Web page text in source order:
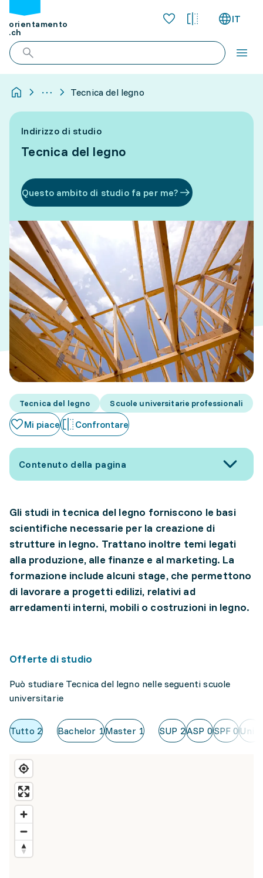
orientamento
.ch
IT
Tecnica del legno
Indirizzo di studio
Tecnica del legno
Questo ambito di studio fa per me?
Tecnica del legno Scuole universitarie professionali
Mi piace Confrontare
Contenuto della pagina
Gli studi in tecnica del legno forniscono le basi
scientifiche necessarie per la creazione di
strutture in legno. Trattano inoltre temi legati
alla produzione, alle finanze e al marketing. La
formazione include alcuni stage, che permettono
di lavorare a progetti edilizi, relativi ad
arredamenti interni, mobili o costruzioni in legno.
Offerte di studio
Può studiare Tecnica del legno nelle seguenti scuole
universitarie
Tutto 2 Bachelor 1Master1 SUP 2ASP 0SPF 0Uni